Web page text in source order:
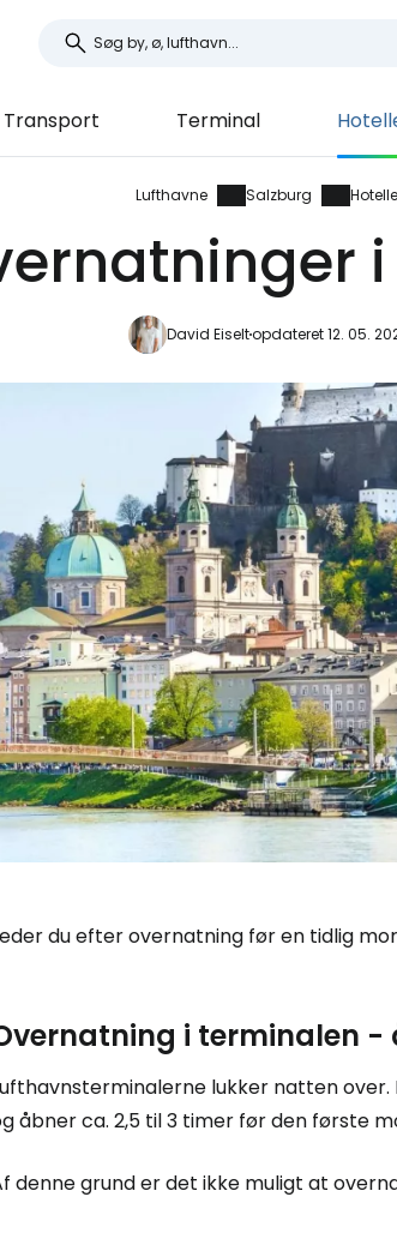
Transport Terminal
Lufthavne Salzburg
David Eiseltopdateret 12. 05.
du efter overnatning før en tidlig
i terminalen -
lukker natten
åbner ca. 2,5 til 3 timer før den første
denne grund er det ikke muligt at
Log
... det